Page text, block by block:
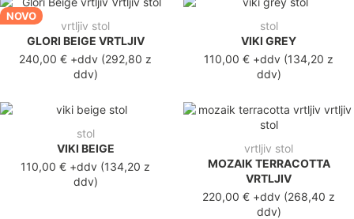
NOVO
vrtljiv stol
GLORI BEIGE VRTLJIV
240,00 € +ddv (292,80 z
ddv)
stol
VIKI GREY
110,00 € +ddv (134,20 z
ddv)
stol
VIKI BEIGE
110,00 € +ddv (134,20 z
ddv)
vrtljiv stol
MOZAIK TERRACOTTA
VRTLJIV
220,00 € +ddv (268,40 z
ddv)